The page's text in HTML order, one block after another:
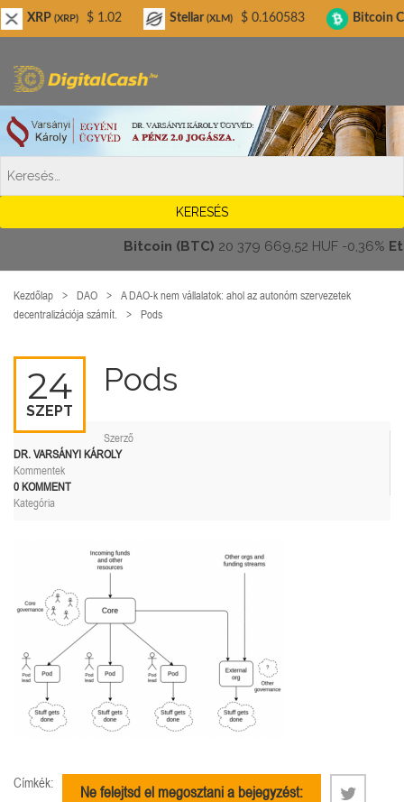
Bitcoin (BTC)20 379 669,52 HUF-0,36%
Kezdőlap DAO
A DAO-k nem vállalatok: ahol az autonóm szervezetek
decentralizációja számít.
Pods
24
SZEPT
Pods
Szerző
DR. VARSÁNYI KÁROLY
Kommentek
0 KOMMENT
Kategória
Címkék:
Ne felejtsd el megosztani a bejegyzést:
$ 1.02 Stellar (XLM) $ 0.160583 Bitcoin Cash(BCH)
Digitalcash.hu